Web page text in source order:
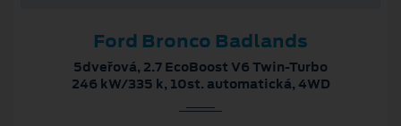
Ford Bronco Badlands
5dveřová, 2.7 EcoBoost V6 Twin-Turbo
246 kW/335 k, 10st. automatická, 4WD